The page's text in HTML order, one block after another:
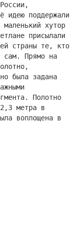
идею поддержали
хутор
присылали
страны те, кто
сам. Прямо на
была задана
Полотно
2,3 метра в
воплощена в